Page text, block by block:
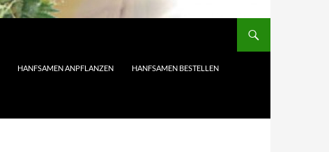
HANFSAMEN ANPFLANZEN HANFSAMEN BESTELLEN